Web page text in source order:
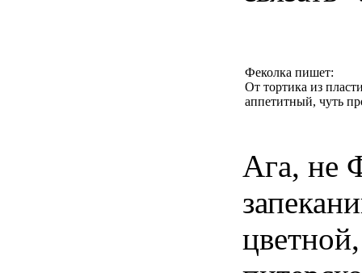
Феколка пишет:
От тортика из
аппетитный, чуть
Ага, не